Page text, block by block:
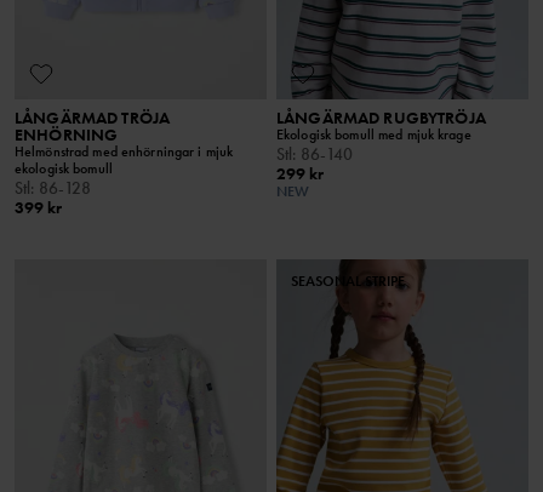
LÅNGÄRMAD TRÖJA
ENHÖRNING
Helmönstrad med enhörningar i mjuk
ekologisk bomull
Stl: 86-128
399 kr
LÅNGÄRMAD RUGBYTRÖJA
Ekologisk bomull med mjuk krage
Stl: 86-140
299 kr
NEW
SEASONAL STRIPE